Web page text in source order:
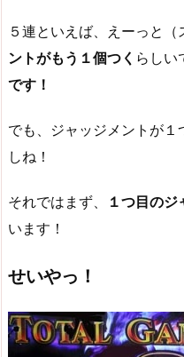
５連といえば、えーっと
ントがもう１個つく らし
です！
でも、ジャッジメントが
しね！
それではまず、 １つ目のジ
います！
せいやっ！